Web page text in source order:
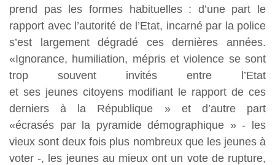
prend pas les formes habituelles : d’une part le
rapport avec l’autorité de l’Etat, incarné par la police
s’est largement dégradé ces dernières années.
«Ignorance, humiliation, mépris et violence se sont
trop souvent invités entre l’Etat
et ses jeunes citoyens modifiant le rapport de ces
derniers à la République » et d’autre part
«écrasés par la pyramide démographique » - les
vieux sont deux fois plus nombreux que les jeunes à
voter -, les jeunes au mieux ont un vote de rupture,